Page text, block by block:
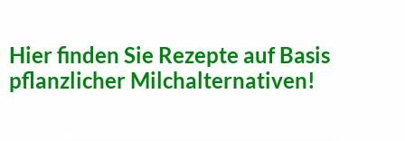
Hier finden Sie Rezepte auf Basis
pflanzlicher Milchalternativen!